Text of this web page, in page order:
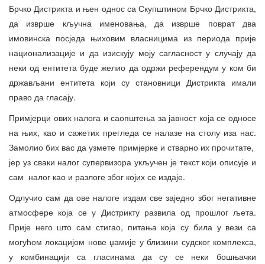
Брчко Дистрикта и њен однос са Скупштином Брчко Дистрикта,
да изврше кључна именовања, да изврше поврат два
имовинска посједа њиховим власницима из периода прије
национализације и да изискују моју сагласност у случају да
неки од ентитета буде желио да одржи референдум у ком би
држављани ентитета који су становници Дистрикта имали
право да гласају.
Примјерци ових налога и саопштења за јавност која се односе
на њих, као и сажетих прегледа се налазе на столу иза нас.
Замолио бих вас да узмете примјерке и стварно их прочитате,
јер уз сваки налог супервизора укључен је текст који описује и
сам налог као и разлоге због којих се издаје.
Одлучио сам да ове налоге издам све заједно због негативне
атмосфере која се у Дистрикту развила од прошлог љета.
Прије него што сам стигао, питања која су била у вези са
могућом локацијом нове џамије у близини судског комплекса,
у комбинацији са гласинама да су се неки бошњачки